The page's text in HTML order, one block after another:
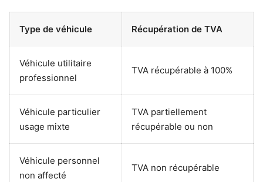
Type de véhicule Récupération de TVA
Véhicule utilitaire
professionnel
TVA récupérable à 100%
Véhicule particulier
usage mixte
TVA partiellement
récupérable ou non
Véhicule personnel
non affecté
TVA non récupérable